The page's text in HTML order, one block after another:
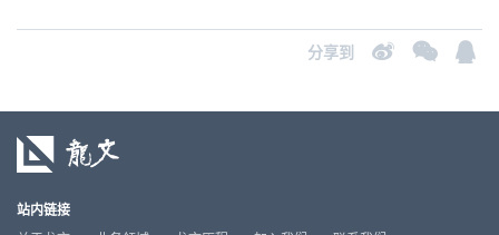
分享到
站内链接